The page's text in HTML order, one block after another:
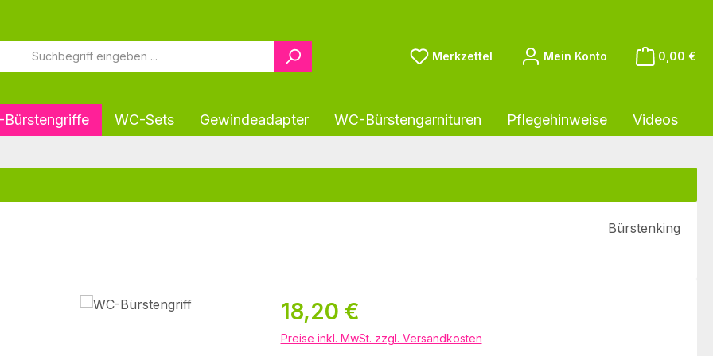
Merkzettel Du hast 0 Produkte auf dem Merkzettel
Mein Konto 0,00 €
Bürstengriffe WC-Sets Gewindeadapter WC-Bürstengarnituren Pflegehinweise Videos
Bürstenking
Regulärer Preis:
18,20 €
Preise inkl. MwSt. zzgl. Versandkosten